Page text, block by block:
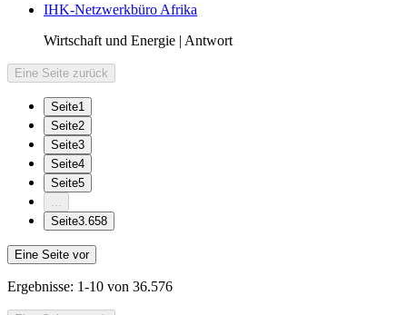
IHK-Netzwerkbüro Afrika
Wirtschaft und Energie | Antwort
Eine Seite zurück
Seite1
Seite2
Seite3
Seite4
Seite5
Seite3.658
Eine Seite vor
Ergebnisse: 1-10 von 36.576